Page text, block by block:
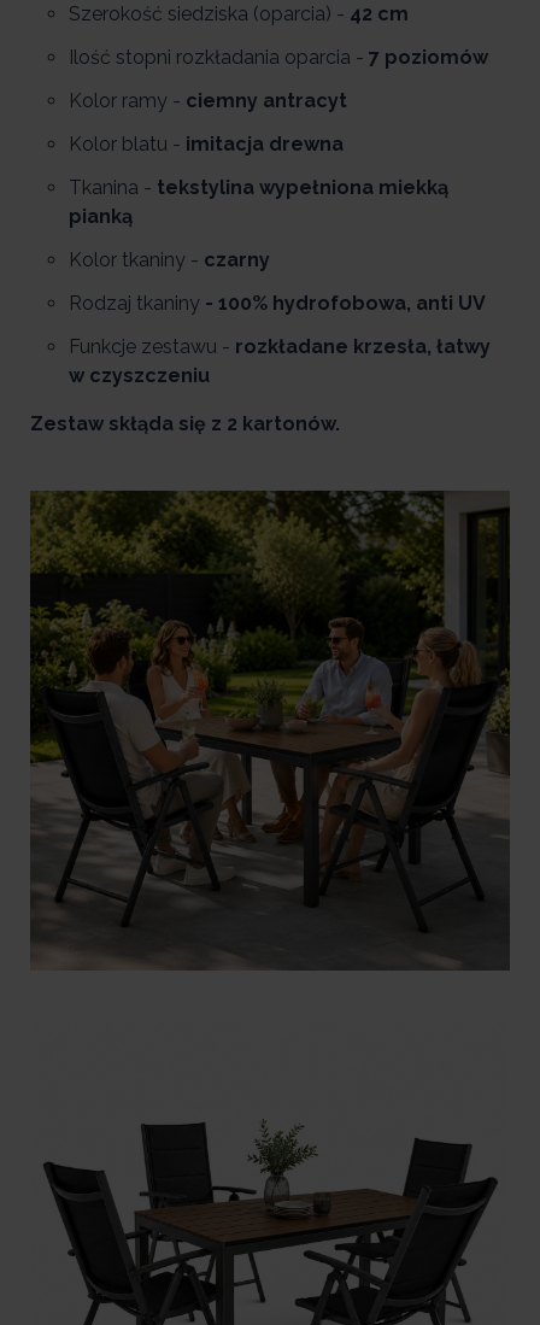
Szerokość siedziska (oparcia) - 42 cm
Ilość stopni rozkładania oparcia - 7 poziomów
Kolor ramy - ciemny antracyt
Kolor blatu - imitacja drewna
Tkanina - tekstylina wypełniona miekką
pianką
Kolor tkaniny - czarny
Rodzaj tkaniny - 100% hydrofobowa, anti UV
Funkcje zestawu - rozkładane krzesła, łatwy
w czyszczeniu
Zestaw skłąda się z 2 kartonów.